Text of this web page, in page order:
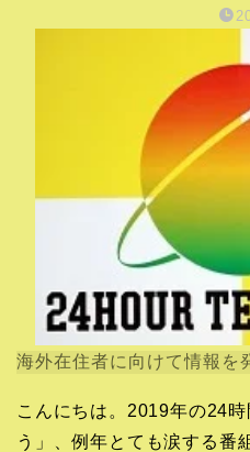
海外在住者に向けて情報を
こんにちは。2019年の24
う」、例年とても涙する番